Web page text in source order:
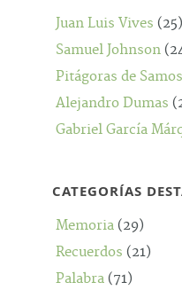
Juan Luis Vives (25)
Samuel Johnson
Pitágoras de Samos
Alejandro Dumas
Gabriel García
CATEGORÍAS
Memoria (29)
Recuerdos (21)
Palabra (71)